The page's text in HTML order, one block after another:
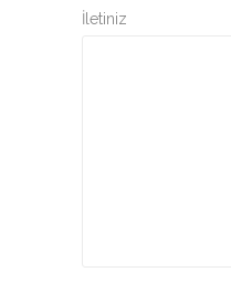
İletiniz